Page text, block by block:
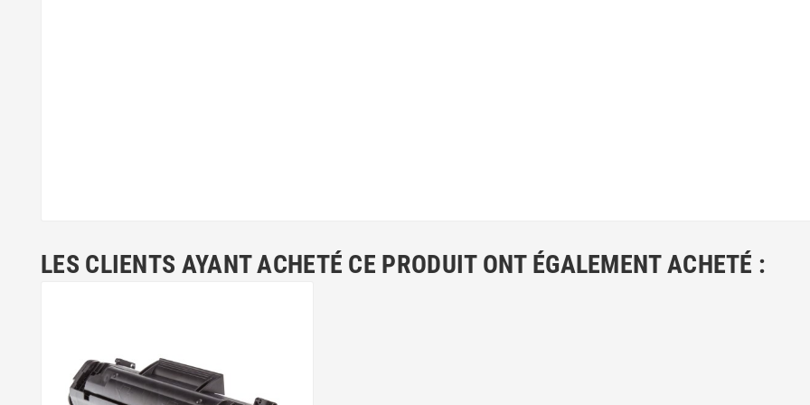
LES CLIENTS AYANT ACHETÉ CE PRODUIT ONT ÉGALEMENT ACHETÉ :